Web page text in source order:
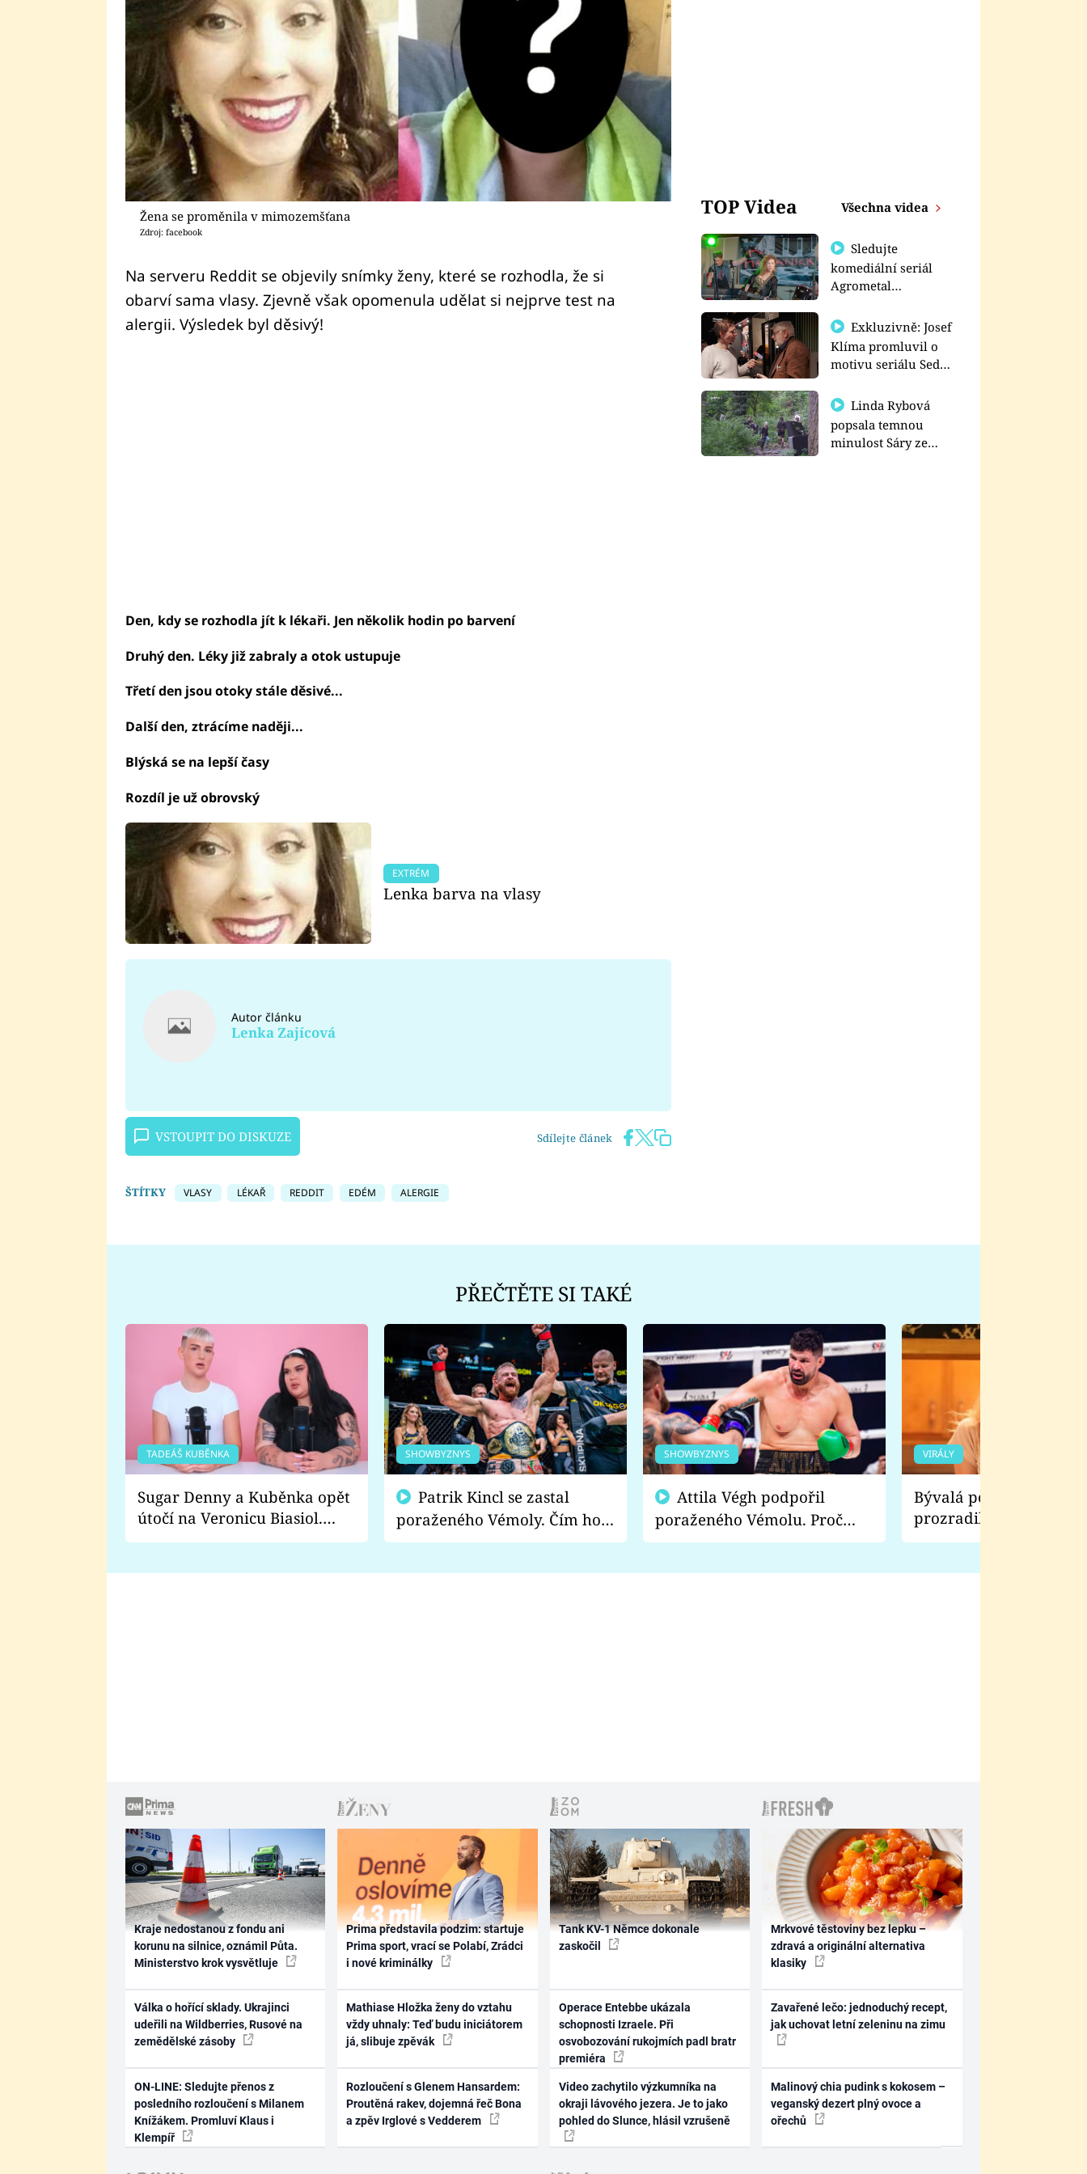
Žena se proměnila v mimozemšťana
Zdroj: facebook
Na serveru Reddit se objevily snímky ženy, které se rozhodla, že si
obarví sama vlasy. Zjevně však opomenula udělat si nejprve test na
alergii. Výsledek byl děsivý!
Den, kdy se rozhodla jít k lékaři. Jen několik hodin po barvení
Druhý den. Léky již zabraly a otok ustupuje
Třetí den jsou otoky stále děsivé...
Další den, ztrácíme naději...
Blýská se na lepší časy
Rozdíl je už obrovský
EXTRÉM
Lenka barva na vlasy
Autor článku
Lenka Zajícová
VSTOUPIT DO DISKUZE Sdílejte článek
ŠTÍTKY VLASY LÉKAŘ REDDIT EDÉM ALERGIE
TOP Videa Všechna videa
Sledujte
komediální seriál
Agrometal
prima+
Exkluzivně: Josef
Klíma promluvil o
motivu seriálu Sedm
Linda Rybová
popsala temnou
minulost Sáry ze
PŘEČTĚTE SI TAKÉ
TADEÁŠ KUBĚNKA
Sugar Denny a Kuběnka opět
útočí na Veronicu Biasiol.
Proč je podle nich falešná a
SHOWBYZNYS
poraženého Vémoly. Čím ho
fanoušci naštvali?
SHOWBYZNYS
poraženého Vémolu. Proč
chce raději zápasit s ním než
VIRÁLY
Bývalá pornoherečka
prozradila, co ji
natáčení Euforie.
Kraje nedostanou z fondu ani
korunu na silnice, oznámil Půta.
Ministerstvo krok vysvětluje
Válka o hořící sklady. Ukrajinci
udeřili na Wildberries, Rusové na
zemědělské zásoby
ON-LINE: Sledujte přenos z
posledního rozloučení s Milanem
Knížákem. Promluví Klaus i
Klempíř
Prima představila podzim: startuje
Prima sport, vrací se Polabí, Zrádci
i nové kriminálky
Mathiase Hložka ženy do vztahu
vždy uhnaly: Teď budu iniciátorem
já, slibuje zpěvák
Rozloučení s Glenem Hansardem:
Proutěná rakev, dojemná řeč Bona
a zpěv Irglové s Vedderem
Tank KV-1 Němce dokonale
zaskočil
Operace Entebbe ukázala
schopnosti Izraele. Při
osvobozování rukojmích padl bratr
premiéra
Video zachytilo výzkumníka na
okraji lávového jezera. Je to jako
pohled do Slunce, hlásil vzrušeně
Mrkvové těstoviny bez lepku –
zdravá a originální alternativa
klasiky
Zavařené lečo: jednoduchý recept,
jak uchovat letní zeleninu na zimu
Malinový chia pudink s kokosem –
veganský dezert plný ovoce a
ořechů